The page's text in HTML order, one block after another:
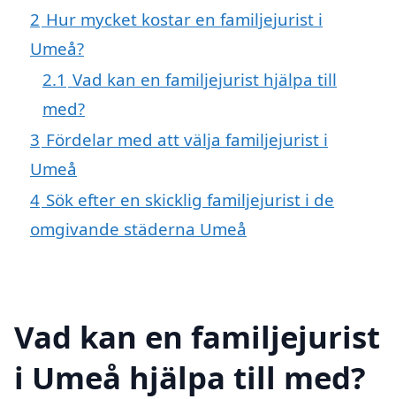
2 Hur mycket kostar en familjejurist i
Umeå?
2.1 Vad kan en familjejurist hjälpa till
med?
3 Fördelar med att välja familjejurist i
Umeå
4 Sök efter en skicklig familjejurist i de
omgivande städerna Umeå
Vad kan en familjejurist
i Umeå hjälpa till med?